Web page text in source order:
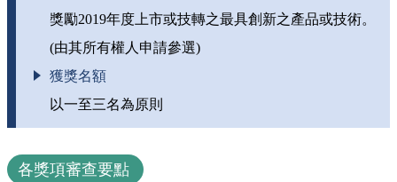
獎勵2019年度上市或技轉之最具創新之產品或技術。
(由其所有權人申請參選)
獲獎名額
以一至三名為原則
各獎項審查要點